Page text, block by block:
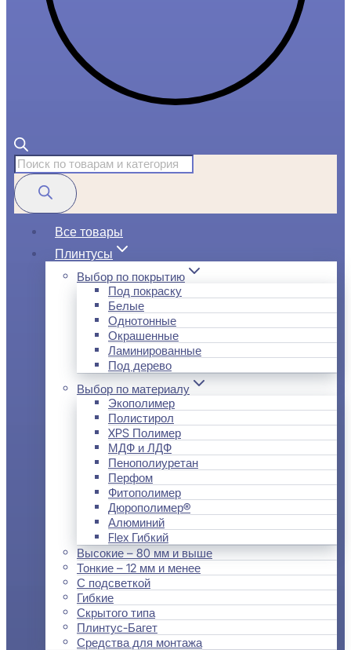
Поиск
товаров
Все товары
Плинтусы
Выбор по покрытию
Под покраску
Белые
Однотонные
Окрашенные
Ламинированные
Под дерево
Выбор по материалу
Экополимер
Полистирол
XPS Полимер
МДФ и ЛДФ
Пенополиуретан
Перфом
Фитополимер
Дюрополимер®
Алюминий
Flex Гибкий
Высокие – 80 мм и выше
Тонкие – 12 мм и менее
С подсветкой
Гибкие
Скрытого типа
Плинтус-Багет
Средства для монтажа